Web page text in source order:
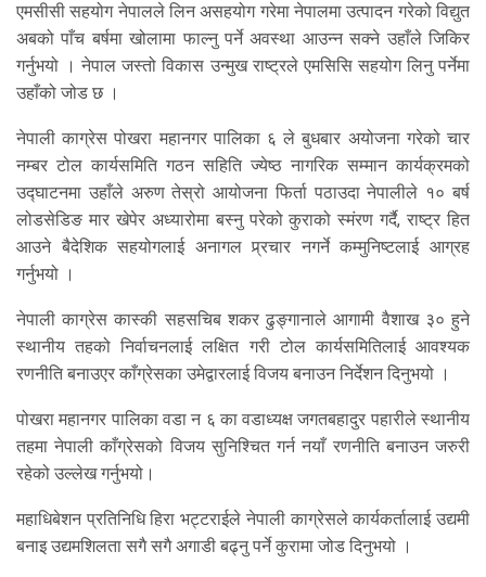
एमसीसी सहयोग नेपालले लिन असहयोग गरेमा नेपालमा उत्पादन गरेको विद्युत
अबको पाँच बर्षमा खोलामा फाल्नु पर्ने अवस्था आउन्न सक्ने उहाँले जिकिर
गर्नुभयो । नेपाल जस्तो विकास उन्मुख राष्ट्रले एमसिसि सहयोग लिनु पर्नेमा
उहाँको जोड छ ।
नेपाली काग्रेस पोखरा महानगर पालिका ६ ले बुधबार अयोजना गरेको चार
नम्बर टोल कार्यसमिति गठन सहिति ज्येष्ठ नागरिक सम्मान कार्यक्रमको
उद्घाटनमा उहाँले अरुण तेस्रो आयोजना फिर्ता पठाउदा नेपालीले १० बर्ष
लोडसेडिङ मार खेपेर अध्यारोमा बस्नु परेको कुराको स्मंरण गर्दै, राष्ट्र हित
आउने बैदेशिक सहयोगलाई अनागल प्र्रचार नगर्ने कम्मुनिष्टलाई आग्रह
गर्नुभयो ।
नेपाली काग्रेस कास्की सहसचिब शकर ढुङ्गानाले आगामी वैशाख ३० हुने
स्थानीय तहको निर्वाचनलाई लक्षित गरी टोल कार्यसमितिलाई आवश्यक
रणनीति बनाउएर काँग्रेसका उमेद्वारलाई विजय बनाउन निर्देशन दिनुभयो ।
पोखरा महानगर पालिका वडा न ६ का वडाध्यक्ष जगतबहादुर पहारीले स्थानीय
तहमा नेपाली काँग्रेसको विजय सुनिश्चित गर्न नयाँ रणनीति बनाउन जरुरी
रहेको उल्लेख गर्नुभयो।
महाधिबेशन प्रतिनिधि हिरा भट्टराईले नेपाली काग्रेसले कार्यकर्तालाई उद्यमी
बनाइ उद्यमशिलता सगै सगै अगाडी बढ्नु पर्ने कुरामा जोड दिनुभयो ।